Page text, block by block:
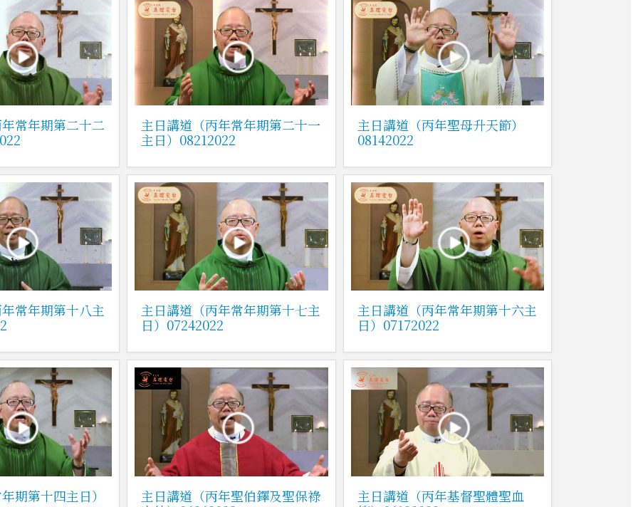
常年期第二十二
主日講道（丙年常年期第二十一
主日）08212022
主日講道（丙年聖母升天節）
08142022
常年期第十八主
主日講道（丙年常年期第十七主
日）07242022
主日講道（丙年常年期第十六主
日）07172022
期第十四主日）
主日講道（丙年聖伯鐸及聖保祿
主日講道（丙年基督聖體聖血